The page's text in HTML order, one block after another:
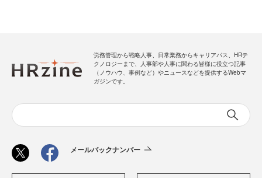
労務管理から戦略人事、日常業務からキャリアパス、HRテ
クノロジーまで、人事部や人事に関わる皆様に役立つ記事
（ノウハウ、事例など）やニュースなどを提供するWebマ
ガジンです。
メールバックナンバー